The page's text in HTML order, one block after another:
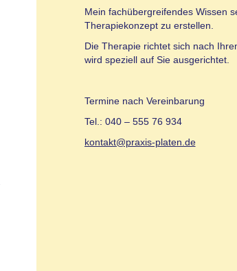
Mein fachübergreifendes Wissen
Therapiekonzept zu erstellen.
Die Therapie richtet sich nach
wird speziell auf Sie ausgerichtet.
Termine nach Vereinbarung
Tel.: 040 – 555 76 934
kontakt@praxis-platen.de